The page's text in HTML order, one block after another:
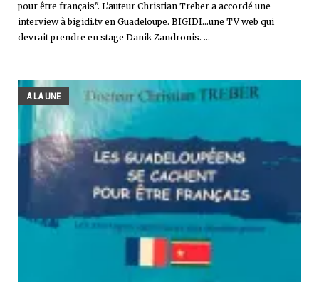
pour être français". L'auteur Christian Treber a accordé une
interview à bigidi.tv en Guadeloupe. BIGIDI...une TV web qui
devrait prendre en stage Danik Zandronis. ...
A LA UNE